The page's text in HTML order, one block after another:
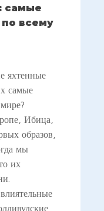
самые
всему
яхтенные
самые
Ибица,
образов,
мы
их